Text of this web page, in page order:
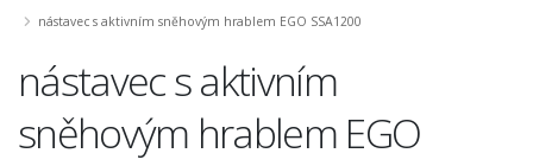
nástavec s aktivním sněhovým hrablem EGO SSA1200
nástavec s aktivním
sněhovým hrablem EGO